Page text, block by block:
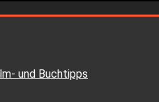
und Buchtipps